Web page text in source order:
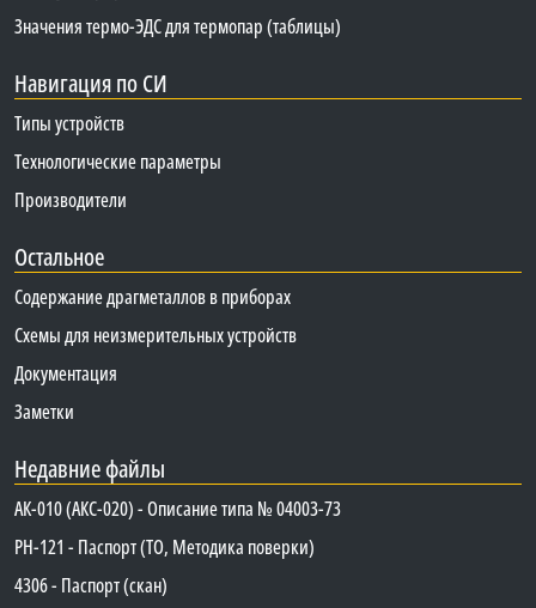
Значения термо-ЭДС для термопар (таблицы)
Навигация по СИ
Типы устройств
Технологические параметры
Производители
Остальное
Содержание драгметаллов в приборах
Схемы для неизмерительных устройств
Документация
Заметки
Недавние файлы
АК-010 (АКС-020) - Описание типа № 04003-73
PH-121 - Паспорт (ТО, Методика поверки)
4306 - Паспорт (скан)